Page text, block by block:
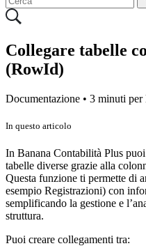
Collegare tabelle
(RowId)
Documentazione • 3 minuti per
In questo articolo
In Banana Contabilità Plus
tabelle diverse grazie alla
Questa funzione ti permette di
esempio Registrazioni) con
semplificando la gestione e
struttura.
Puoi creare collegamenti tra: